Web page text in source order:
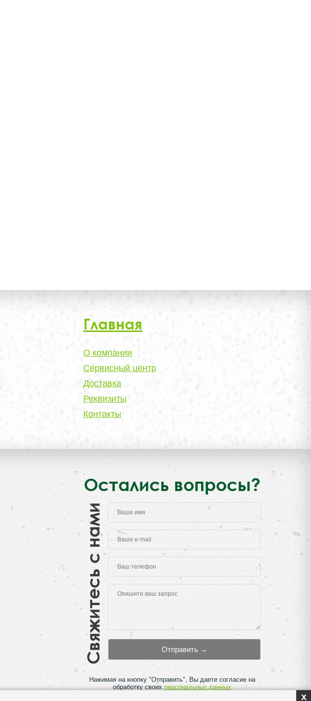
Главная
О компании
Сервисный центр
Доставка
Реквизиты
Контакты
Остались вопросы?
Свяжитесь с нами
Нажимая на кнопку "Отправить", Вы даете согласие на
обработку своихперсональных данных
x